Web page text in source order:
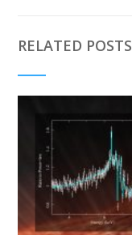
RELATED POSTS